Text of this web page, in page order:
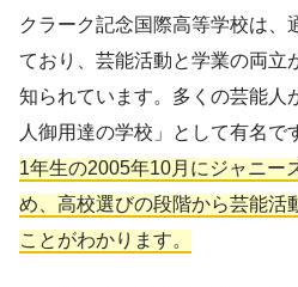
クラーク記念国際高等学校は、
ており、芸能活動と学業の両立
知られています。多くの芸能人
人御用達の学校」として有名で
1年生の2005年10月にジャニー
め、高校選びの段階から芸能活
ことがわかります。